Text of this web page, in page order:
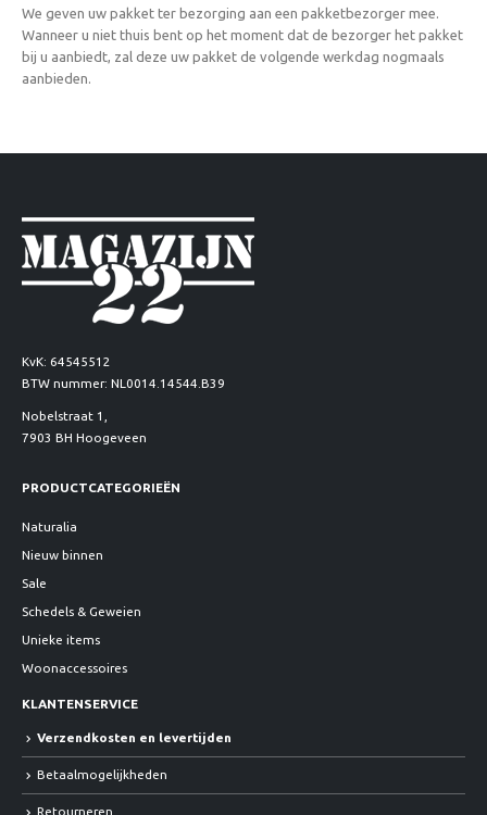
We geven uw pakket ter bezorging aan een pakketbezorger mee.
Wanneer u niet thuis bent op het moment dat de bezorger het pakket
bij u aanbiedt, zal deze uw pakket de volgende werkdag nogmaals
aanbieden.
KvK: 64545512
BTW nummer: NL0014.14544.B39
Nobelstraat 1,
7903 BH Hoogeveen
PRODUCTCATEGORIEËN
Naturalia
Nieuw binnen
Sale
Schedels & Geweien
Unieke items
Woonaccessoires
KLANTENSERVICE
Verzendkosten en levertijden
Betaalmogelijkheden
Retourneren